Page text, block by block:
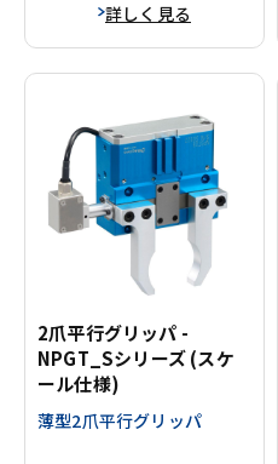
詳しく見る
2爪平行グリッパ -
NPGT_Sシリーズ (スケ
ール仕様)
薄型2爪平行グリッパ